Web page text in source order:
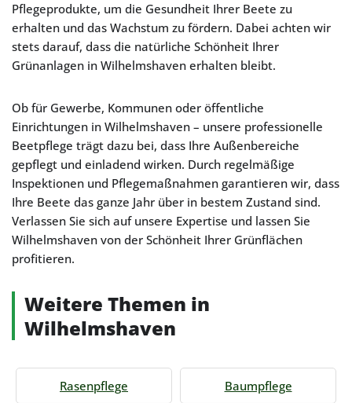
Pflegeprodukte, um die Gesundheit Ihrer Beete zu
erhalten und das Wachstum zu fördern. Dabei achten wir
stets darauf, dass die natürliche Schönheit Ihrer
Grünanlagen in Wilhelmshaven erhalten bleibt.
Ob für Gewerbe, Kommunen oder öffentliche
Einrichtungen in Wilhelmshaven – unsere professionelle
Beetpflege trägt dazu bei, dass Ihre Außenbereiche
gepflegt und einladend wirken. Durch regelmäßige
Inspektionen und Pflegemaßnahmen garantieren wir, dass
Ihre Beete das ganze Jahr über in bestem Zustand sind.
Verlassen Sie sich auf unsere Expertise und lassen Sie
Wilhelmshaven von der Schönheit Ihrer Grünflächen
profitieren.
Weitere Themen in
Wilhelmshaven
Rasenpflege Baumpflege